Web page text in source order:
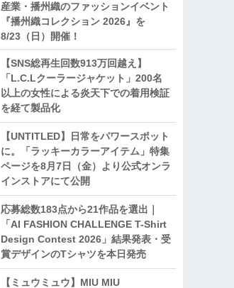
産業・播州織のファッションイベント
『播州織コレクション 2026』を
8/23（日）開催！
【SNS総再生回数913万回越え】
「L.C.Lクーラージャケット」200名
以上の女性による炎天下での着用検証
を経て製品化
【UNTITLED】日常をパワースポット
に。「ラッキーカラーアイテム」特集
ページを8月7日（金）より公式オンラ
インストアにて公開
応募総数183点から21作品を選出｜
「AI FASHION CHALLENGE T-Shirt
Design Contest 2026」結果発表・受
賞デザインのTシャツを本日発売
【ミュウミュウ】MIU MIU